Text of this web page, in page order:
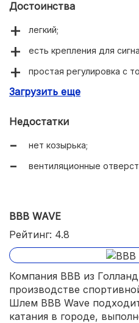
Достоинства
легкий;
есть крепления для
простая регулировка с
подходит для
Загрузить еще
Недостатки
нет козырька;
вентиляционные
BBB WAVE
Рейтинг: 4.8
Компания BBB из
производстве
Шлем BBB Wave
катания в городе,